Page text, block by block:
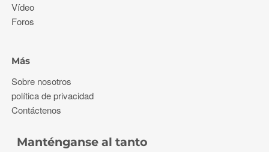
Vídeo
Foros
Más
Sobre nosotros
política de privacidad
Contáctenos
Manténganse al tanto